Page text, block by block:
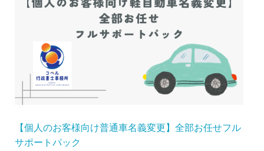
【個人のお客様向け普通車名義変更】全部お任せフル
サポートパック